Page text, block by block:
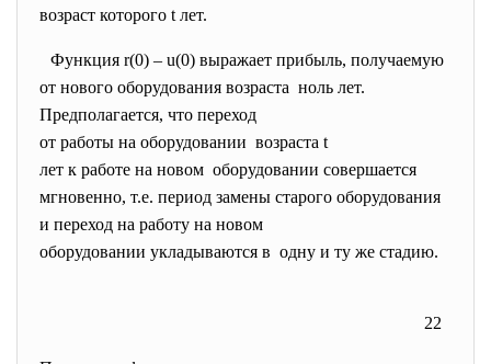
возраст которого t лет.
Функция r(0) – u(0) выражает прибыль, получаемую
от нового оборудования возраста ноль лет.
Предполагается, что переход
от работы на оборудовании возраста t
лет к работе на новом оборудовании совершается
мгновенно, т.е. период замены старого оборудования
и переход на работу на новом
оборудовании укладываются в одну и ту же стадию.
22